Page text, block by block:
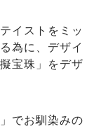
イストをミッ
為に、デザイ
宝珠」をデザ
でお馴染みの